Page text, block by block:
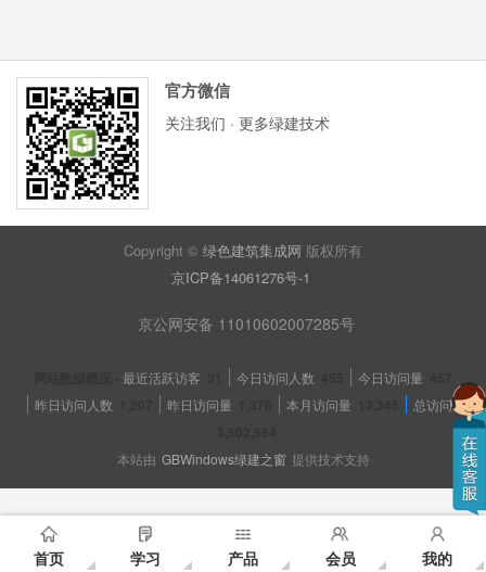
首页 学习 产品 会员 我的
官方微信
关注我们 · 更多绿建技术
Copyright © 绿色建筑集成网 版权所有
京ICP备14061276号-1
京公网安备 11010602007285号
最近活跃访客 今日访问人数 今日访问量
昨日访问人数 昨日访问量 本月访问量 总访问量
本站由 GBWindows绿建之窗 提供技术支持